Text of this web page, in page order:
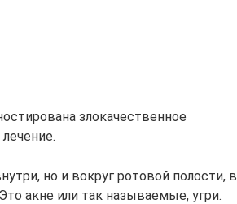
злокачественное
но и вокруг ротовой полости, в
акне или так называемые, угри.